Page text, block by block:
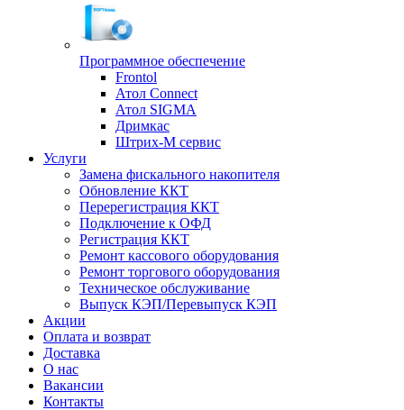
Программное обеспечение
Frontol
Атол Connect
Атол SIGMA
Дримкас
Штрих-М сервис
Услуги
Замена фискального накопителя
Обновление ККТ
Перерегистрация ККТ
Подключение к ОФД
Регистрация ККТ
Ремонт кассового оборудования
Ремонт торгового оборудования
Техническое обслуживание
Выпуск КЭП/Перевыпуск КЭП
Акции
Оплата и возврат
Доставка
О нас
Вакансии
Контакты